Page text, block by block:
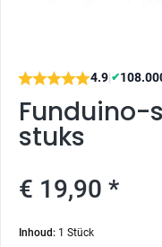
4.9|✔
Funduino-
stuks
€ 19,90 *
Inhoud: 1 Stück